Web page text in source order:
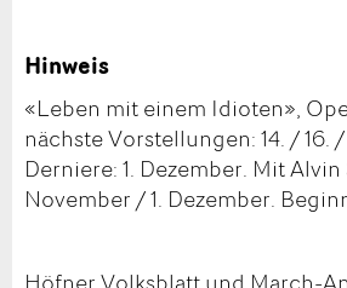
Hinweis
«Leben mit einem Idioten»,
nächste Vorstellungen: 14. / 16.
Derniere: 1. Dezember. Mit
November / 1. Dezember.
Höfner Volksblatt und March-